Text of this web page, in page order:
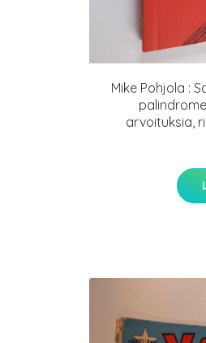
Mike Pohjola :
arvoituksia,